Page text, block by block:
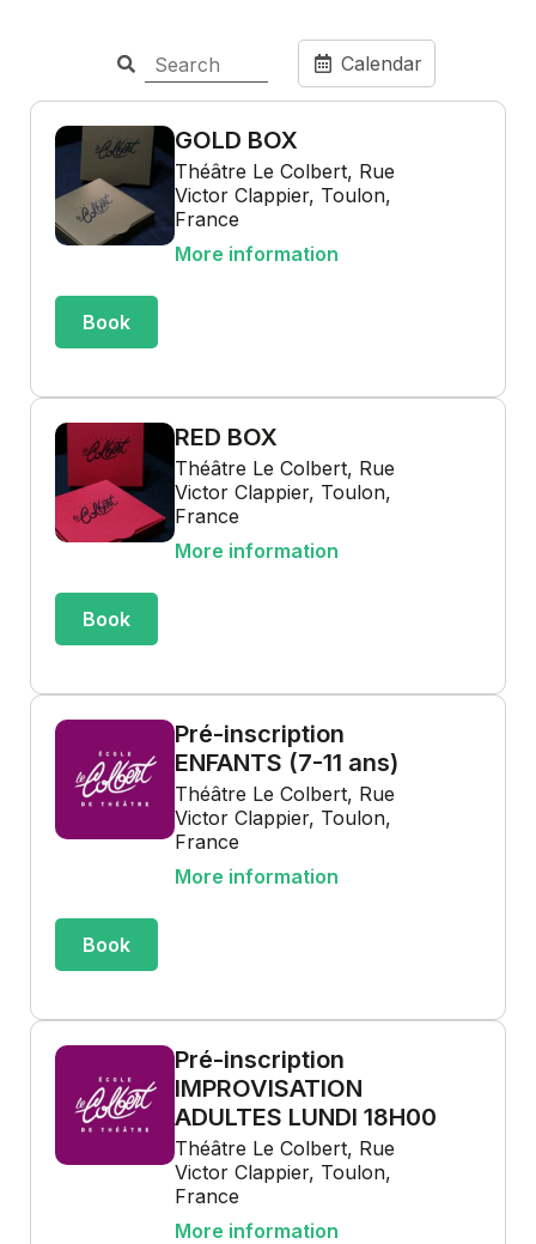
Calendar
GOLD BOX
Théâtre Le Colbert, Rue
Victor Clappier, Toulon,
France
More information
Book
RED BOX
Théâtre Le Colbert, Rue
Victor Clappier, Toulon,
France
More information
Book
Pré-inscription
ENFANTS (7-11 ans)
Théâtre Le Colbert, Rue
Victor Clappier, Toulon,
France
More information
Book
Pré-inscription
IMPROVISATION
ADULTES LUNDI 18H00
Théâtre Le Colbert, Rue
Victor Clappier, Toulon,
France
More information